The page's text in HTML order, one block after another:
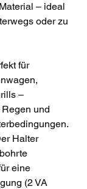
– ideal
oder zu
für
–
und
Halter
eine
(2 VA